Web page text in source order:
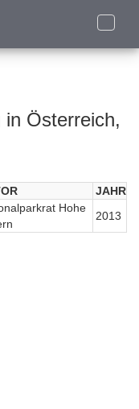
Toggle
Österreich,
JAHR
Hohe
2013